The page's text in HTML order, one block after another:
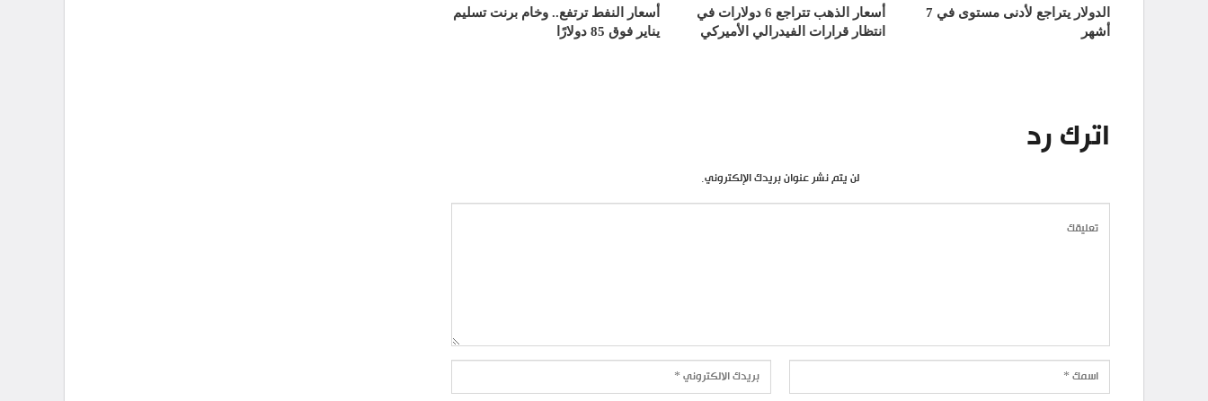
الدولار يتراجع لأدنى مستوى في 7
أشهر
أسعار الذهب تتراجع 6 دولارات في
انتظار قرارات الفيدرالي الأميركي
أسعار النفط ترتفع.. وخام برنت تسليم
يناير فوق 85 دولارًا
اترك رد
لن يتم نشر عنوان بريدك الإلكتروني.